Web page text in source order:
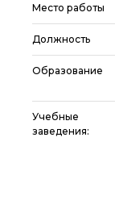
Место работы
Должность
Образование
Учебные
заведения: